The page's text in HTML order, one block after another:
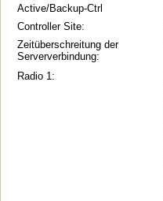
Active/Backup-Ctrl
Controller Site:
Zeitüberschreitung der
Serververbindung:
Radio 1: